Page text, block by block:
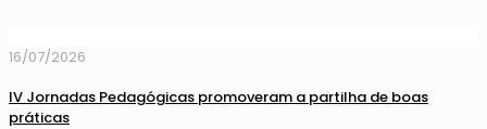
16/07/2026
IV Jornadas Pedagógicas promoveram a partilha de boas
práticas